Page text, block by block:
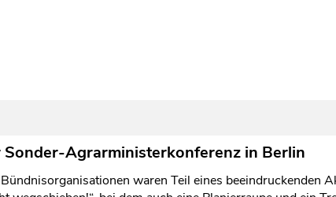
Agrarministerkonferenz in Berlin
waren Teil eines beeindruckenden